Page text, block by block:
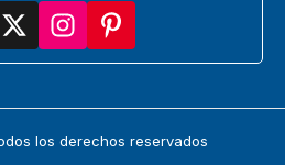
los derechos reservados